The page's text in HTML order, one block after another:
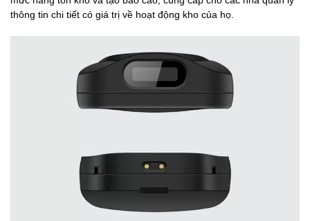
thông tin chi tiết có giá trị về hoạt động kho của họ.